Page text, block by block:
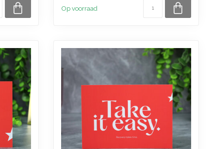
Op voorraad